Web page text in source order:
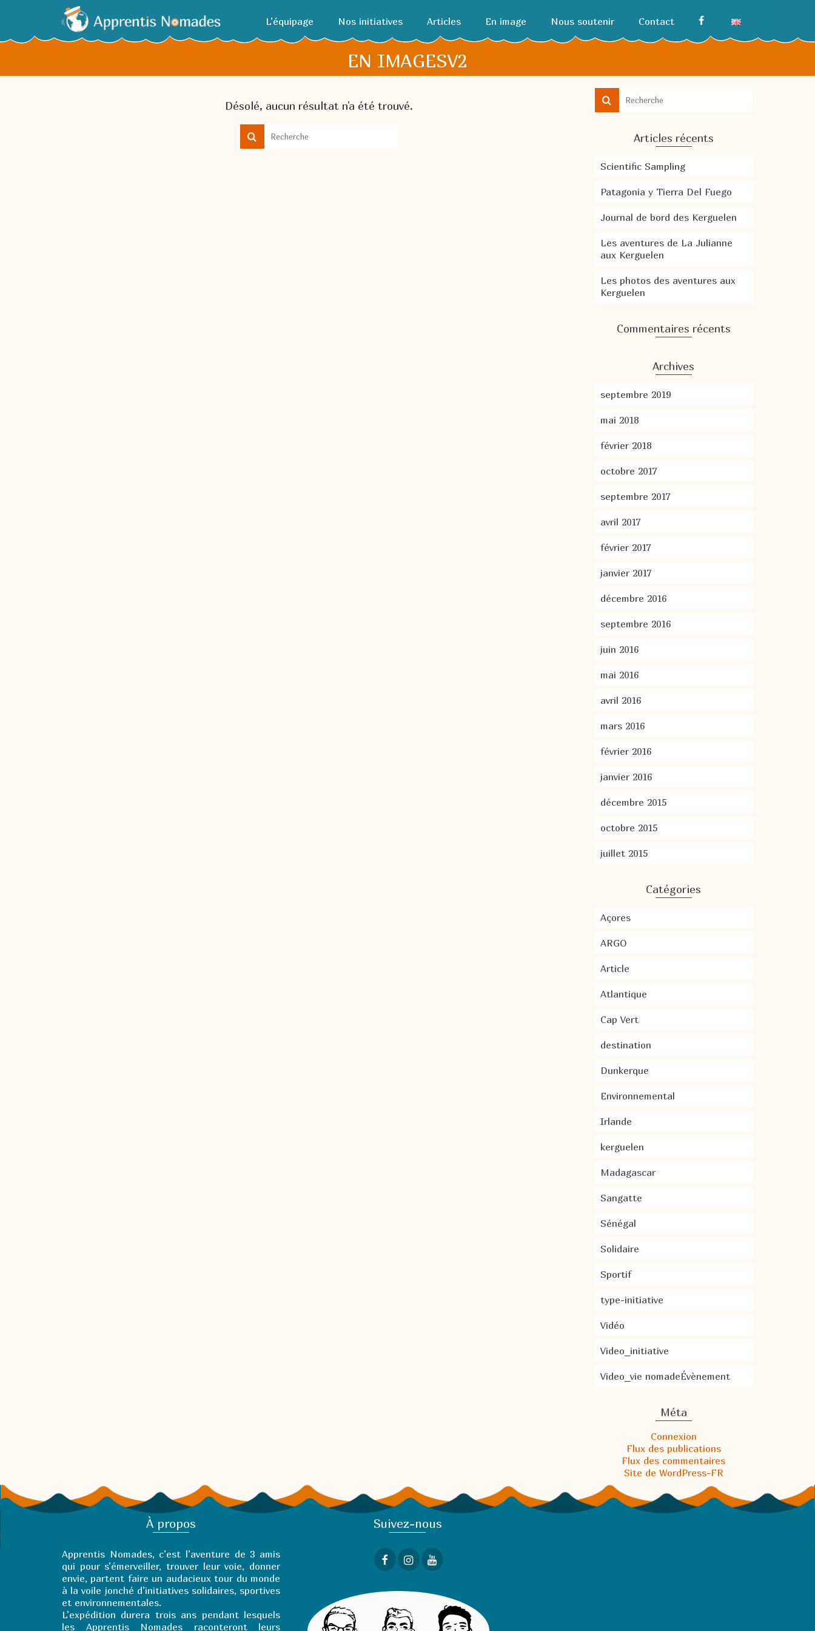
L’équipage Nos initiatives Articles En image Nous soutenir Contact
EN IMAGESV2
Désolé, aucun résultat n'a été trouvé.
Articles récents
Scientific Sampling
Patagonia y Tierra Del Fuego
Journal de bord des Kerguelen
Les aventures de La Julianne
aux Kerguelen
Les photos des aventures aux
Kerguelen
Commentaires récents
Archives
septembre 2019
mai 2018
février 2018
octobre 2017
septembre 2017
avril 2017
février 2017
janvier 2017
décembre 2016
septembre 2016
juin 2016
mai 2016
avril 2016
mars 2016
février 2016
janvier 2016
décembre 2015
octobre 2015
juillet 2015
Catégories
Açores
ARGO
Article
Atlantique
Cap Vert
destination
Dunkerque
Environnemental
Irlande
kerguelen
Madagascar
Sangatte
Sénégal
Solidaire
Sportif
type-initiative
Vidéo
Video_initiative
Video_vie nomadeÉvènement
Méta
Connexion
Flux des publications
Flux des commentaires
Site de WordPress-FR
À propos
Apprentis Nomades, c’est l’aventure de 3 amis
qui pour s’émerveiller, trouver leur voie, donner
envie, partent faire un audacieux tour du monde
à la voile jonché d’initiatives solidaires, sportives
et environnementales.
L’expédition durera trois ans pendant lesquels
les Apprentis Nomades raconteront leurs
Suivez-nous